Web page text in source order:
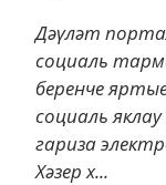
Дәүләт
социаль
беренче
социаль
гариза
Хәзер х...